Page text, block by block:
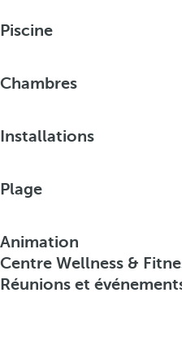
Piscine
Chambres
Installations
Plage
Animation
Centre Wellness &
Réunions et